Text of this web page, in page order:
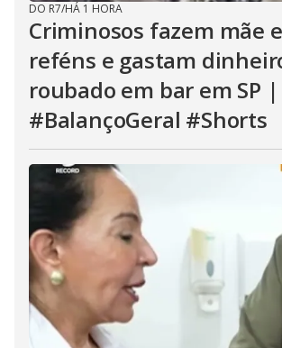
DO R7/HÁ 1 HORA
Criminosos fazem mãe
reféns e gastam
roubado em bar em SP |
#BalançoGeral #Shorts